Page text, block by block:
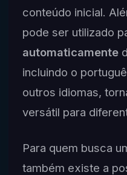
conteúdo inicial.
pode ser utilizado
automaticamente
incluindo o
outros idiomas,
versátil para
Para quem busca
também existe a